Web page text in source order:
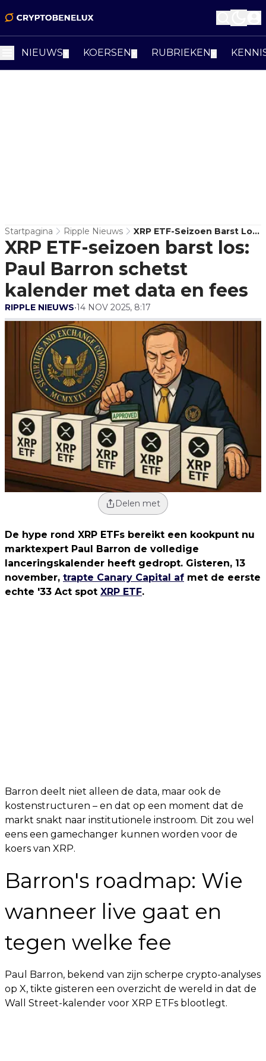
NIEUWS KOERSEN RUBRIEKEN
Startpagina Ripple Nieuws
XRP ETF-Seizoen Barst Los:
Paul Barron Schetst
Kalender Met Data En Fees
XRP ETF-seizoen barst los:
Paul Barron schetst
kalender met data en fees
RIPPLE NIEUWS•14 NOV 2025, 8:17
Delen met
De hype rond XRP ETFs bereikt een kookpunt nu
marktexpert Paul Barron de volledige
lanceringskalender heeft gedropt. Gisteren, 13
november, trapte Canary Capital af met de eerste
echte '33 Act spot XRP ETF.
Barron deelt niet alleen de data, maar ook de
kostenstructuren – en dat op een moment dat de
markt snakt naar institutionele instroom. Dit zou wel
eens een gamechanger kunnen worden voor de
koers van XRP.
Barron's roadmap: Wie
wanneer live gaat en
tegen welke fee
Paul Barron, bekend van zijn scherpe crypto-analyses
op X, tikte gisteren een overzicht de wereld in dat de
Wall Street-kalender voor XRP ETFs blootlegt.